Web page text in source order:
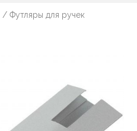
/ Футляры для ручек